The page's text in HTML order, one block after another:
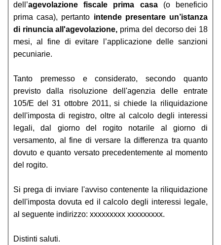
dell’agevolazione fiscale prima casa(o beneficio
prima casa), pertanto intende presentare un’istanza
di rinuncia all'agevolazione, prima del decorso dei 18
mesi, al fine di evitare l’applicazione delle sanzioni
pecuniarie.
Tanto premesso e considerato, secondo quanto
previsto dalla risoluzione dell'agenzia delle entrate
105/E del 31 ottobre 2011, si chiede la riliquidazione
dell'imposta di registro, oltre al calcolo degli interessi
legali, dal giorno del rogito notarile al giorno di
versamento, al fine di versare la differenza tra quanto
dovuto e quanto versato precedentemente al momento
del rogito.
Si prega di inviare l'avviso contenente la riliquidazione
dell'imposta dovuta ed il calcolo degli interessi legale,
al seguente indirizzo: xxxxxxxxx xxxxxxxxx.
Distinti saluti.